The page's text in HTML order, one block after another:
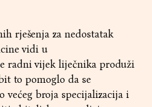
rješenja za nedostatak
vidi u
radni vijek liječnika produži
to pomoglo da se
većeg broja specijalizacija i